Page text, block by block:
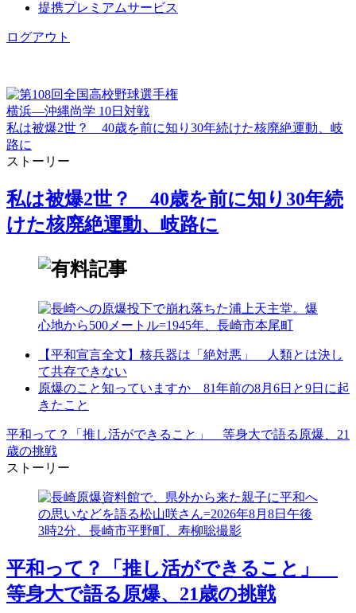
提携プレミアムサービス
ログアウト
横浜―沖縄尚学 10日対戦
私は被爆2世？ 40歳を前に知り30年続けた核廃絶運動、岐
路に
ストーリー
私は被爆2世？ 40歳を前に知り30年続
けた核廃絶運動、岐路に
【平和宣言全文】核兵器は「絶対悪」 人類とは決し
て共存できない
原爆のこと知っていますか 81年前の8月6日と9日に起
きたこと
平和って？「推し活ができること」 等身大で語る原爆、21
歳の挑戦
ストーリー
平和って？「推し活ができること」
等身大で語る原爆、21歳の挑戦